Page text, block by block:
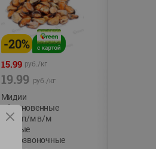
-20%
15.99 руб./кг
19.99 руб./кг
Мидии
обыкновенные
мясо п/м в/м
водные
беспозвоночные